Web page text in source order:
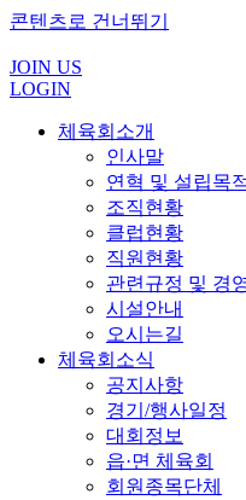
콘텐츠로 건너뛰기
JOIN US
LOGIN
체육회소개
인사말
연혁 및 설립목
조직현황
클럽현황
직원현황
관련규정 및 경
시설안내
오시는길
체육회소식
공지사항
경기/행사일정
대회정보
읍·면 체육회
회원종목단체